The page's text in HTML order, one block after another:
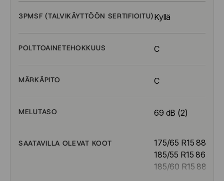
3PMSF (TALVIKÄYTTÖÖN SERTIFIOITU)Kyllä
POLTTOAINETEHOKKUUS C
MÄRKÄPITO C
MELUTASO 69 dB (2)
SAATAVILLA OLEVAT KOOT
175/65 R15 88V
185/55 R15 86V
185/60 R15 88V